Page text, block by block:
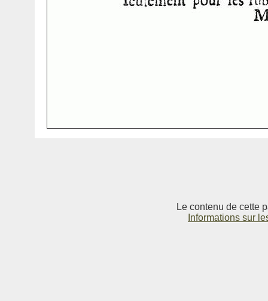
Le contenu de cette
Informations sur